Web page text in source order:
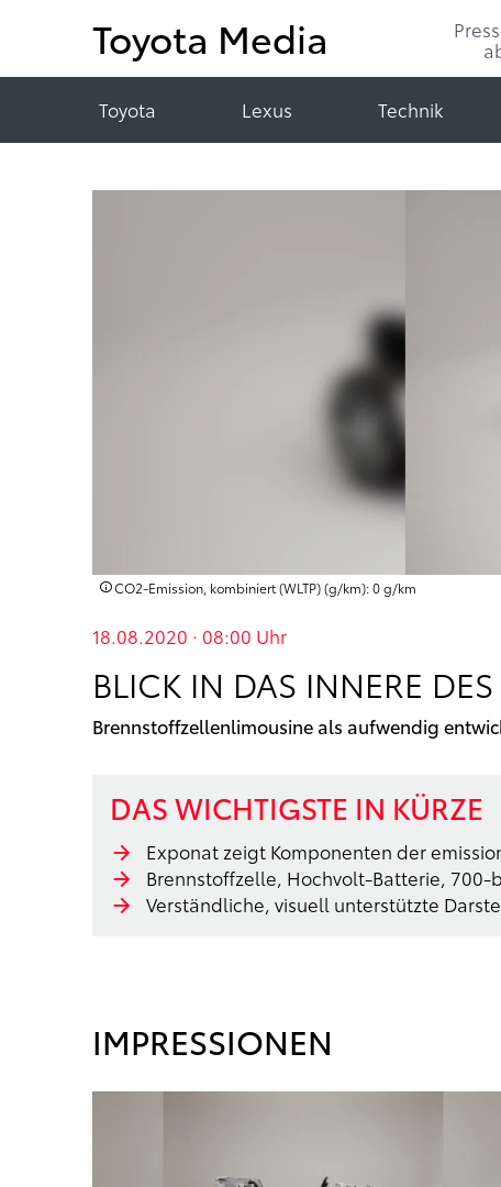
Toyota Media
Toyota Lexus Technik
CO2-Emission, kombiniert (WLTP) (g/km): 0 g/km
18.08.2020 · 08:00 Uhr
BLICK IN DAS INNERE
Brennstoffzellenlimousine als aufwendig
DAS WICHTIGSTE IN KÜRZE
Exponat zeigt Komponenten der
Brennstoffzelle, Hochvolt-Batterie, 700-
Verständliche, visuell unterstützte
IMPRESSIONEN